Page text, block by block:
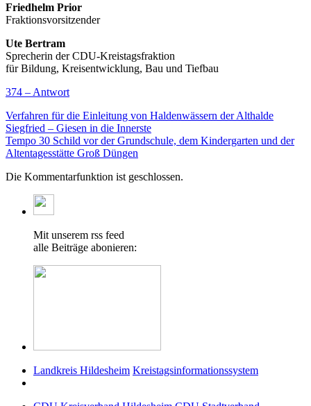
Friedhelm Prior
Fraktionsvorsitzender
Ute Bertram
Sprecherin der CDU-Kreistagsfraktion
für Bildung, Kreisentwicklung, Bau und Tiefbau
374 – Antwort
Verfahren für die Einleitung von Haldenwässern der Althalde
Siegfried – Giesen in die Innerste
Tempo 30 Schild vor der Grundschule, dem Kindergarten und der
Altentagesstätte Groß Düngen
Die Kommentarfunktion ist geschlossen.
Mit unserem rss feed
alle Beiträge abonieren:
Landkreis Hildesheim Kreistagsinformationssystem